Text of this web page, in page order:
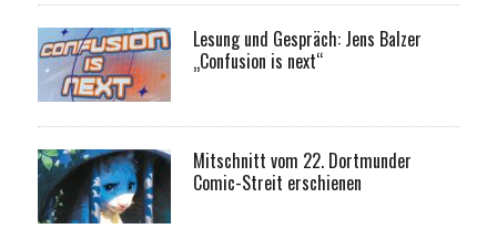
Lesung und Gespräch: Jens Balzer
„Confusion is next“
Mitschnitt vom 22. Dortmunder
Comic-Streit erschienen